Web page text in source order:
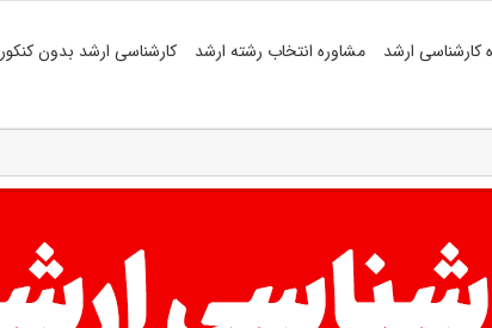
کارشناسی ارشد مشاوره انتخاب رشته ارشد کارشناسی ارشد بدون کنکور